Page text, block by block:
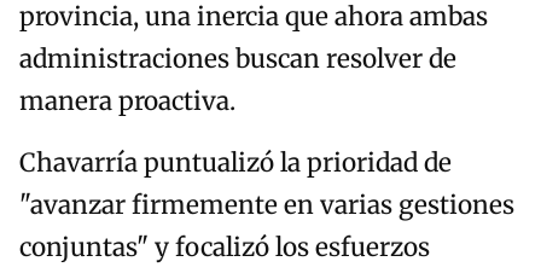
provincia, una inercia que ahora ambas
administraciones buscan resolver de
manera proactiva.
Chavarría puntualizó la prioridad de
"avanzar firmemente en varias gestiones
conjuntas" y focalizó los esfuerzos